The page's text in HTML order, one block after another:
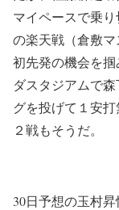
マイペースで乗
の楽天戦（倉敷
初先発の機会を
ダスタジアムで
グを投げて１安
２戦もそうだ。
30日予想の玉村